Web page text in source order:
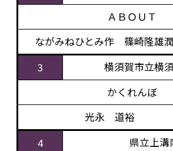
ＡＢＯＵＴ
ながみねひとみ作 篠崎隆雄
3
横須賀市立横
かくれんぼ
光永 道裕
4
県立上溝